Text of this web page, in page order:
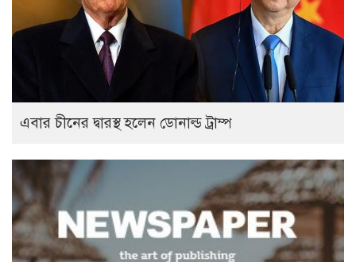
এবার চীনের দ্বারস্থ হলেন ডোনাল্ড ট্রাম্প